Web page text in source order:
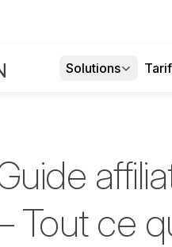
Solutions
Tout ce